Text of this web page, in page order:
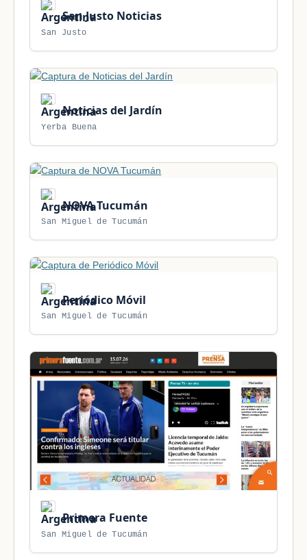
San Justo Noticias
San Justo
Noticias del Jardín
Yerba Buena
NOVA Tucumán
San Miguel de Tucumán
Periódico Móvil
San Miguel de Tucumán
Primera Fuente
San Miguel de Tucumán